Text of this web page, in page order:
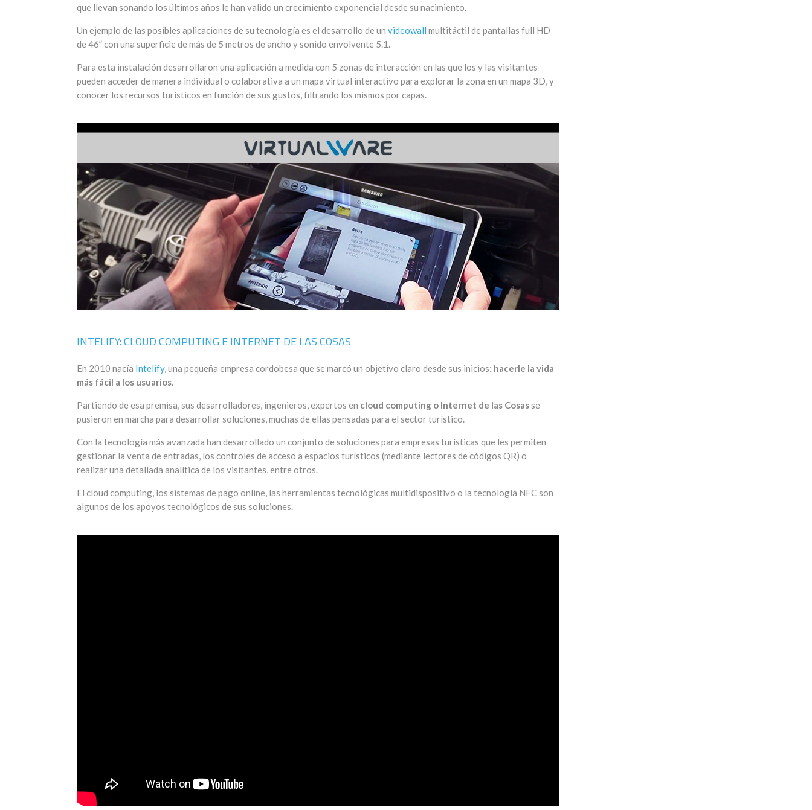
que llevan sonando los últimos años le han valido un crecimiento exponencial desde su nacimiento.
Un ejemplo de las posibles aplicaciones de su tecnología es el desarrollo de un videowall multitáctil de pantallas full HD
de 46” con una superficie de más de 5 metros de ancho y sonido envolvente 5.1.
Para esta instalación desarrollaron una aplicación a medida con 5 zonas de interacción en las que los y las visitantes
pueden acceder de manera individual o colaborativa a un mapa virtual interactivo para explorar la zona en un mapa 3D, y
conocer los recursos turísticos en función de sus gustos, filtrando los mismos por capas.
INTELIFY: CLOUD COMPUTING E INTERNET DE LAS COSAS
En 2010 nacía Intelify, una pequeña empresa cordobesa que se marcó un objetivo claro desde sus inicios: hacerle la vida
más fácil a los usuarios.
Partiendo de esa premisa, sus desarrolladores, ingenieros, expertos en cloud computing o Internet de las Cosasse
pusieron en marcha para desarrollar soluciones, muchas de ellas pensadas para el sector turístico.
Con la tecnología más avanzada han desarrollado un conjunto de soluciones para empresas turísticas que les permiten
gestionar la venta de entradas, los controles de acceso a espacios turísticos (mediante lectores de códigos QR) o
realizar una detallada analítica de los visitantes, entre otros.
El cloud computing, los sistemas de pago online, las herramientas tecnológicas multidispositivo o la tecnología NFC son
algunos de los apoyos tecnológicos de sus soluciones.